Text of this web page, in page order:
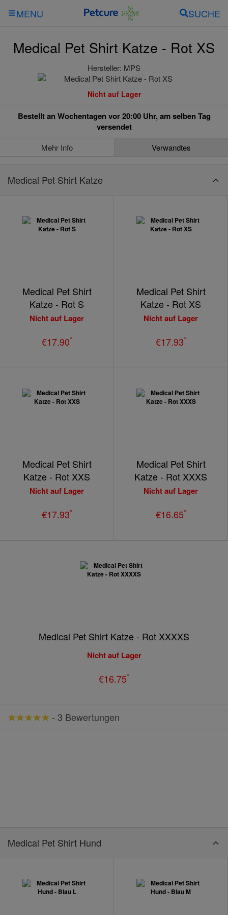
MENU SUCHE
Medical Pet Shirt Katze - Rot XS
Hersteller: MPS
Nicht auf Lager
Bestellt an Wochentagen vor 20:00 Uhr, am selben Tag
versendet
Mehr Info Verwandtes
Medical Pet Shirt Katze
Medical Pet Shirt
Katze - Rot S
Nicht auf Lager
€17.90*
Medical Pet Shirt
Katze - Rot XS
Nicht auf Lager
€17.93*
Medical Pet Shirt
Katze - Rot XXS
Nicht auf Lager
€17.93*
Medical Pet Shirt
Katze - Rot XXXS
Nicht auf Lager
€16.65*
Medical Pet Shirt Katze - Rot XXXXS
Nicht auf Lager
€16.75*
- 3 Bewertungen
Medical Pet Shirt Hund